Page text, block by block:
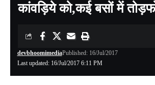
कांवड़िये को,कई बसों में
Last updated: 16/Jul/2017 6:11 PM
devbhoomimediaPublished: 16/Jul/2017